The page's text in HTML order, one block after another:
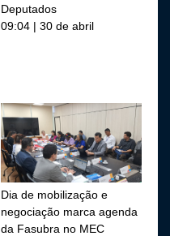
Deputados
09:04 | 30 de abril
Dia de mobilização e
negociação marca agenda
da Fasubra no MEC